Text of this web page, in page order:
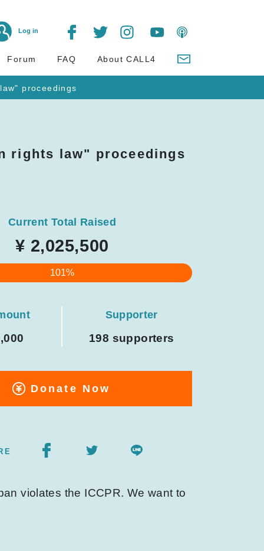
Log in
Forum FAQ About CALL4
proceedings
rights law" proceedings
Current Total Raised
¥ 2,025,500
101%
Supporter
198 supporters
Donate Now
violates the ICCPR. We want to